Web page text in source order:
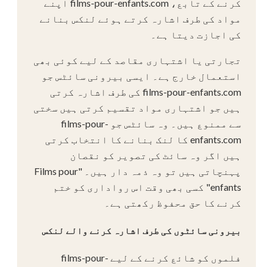
کرنے کے تابع، films-pour-enfants.com اپنے
مواد کی طرف اشارہ کرتے ہوئے لنکس بنانے
کی اجازت دیتا ہے۔
تجارتی یا اشتہاری مقاصد کے لیے کوئی بھی
استعمال خارج ہے۔ ایسی بیرونی سائٹس جو
films-pour-enfants.com کی طرف اشارہ کرتی
ہیں جو اشتہاری مواد تقسیم کرتی ہیں سختی
سے ممنوع ہیں۔ وہ سائٹس جو films-pour-
enfants.com کا لنک بنانے کا انتخاب کرتی
ہیں اگر وہ سائٹ کی تصویر کو نقصان
پہنچاتی ہیں تو وہ ذمہ دار ہیں۔ "Films pour
enfants" کسی بھی وقت اس رواداری کو ختم
کرنے کا حق محفوظ رکھتی ہے۔
بیرونی سائٹوں کی طرف اشارہ کرنے والے لنکس
فلموں کو شائع کرنے کے لیے films-pour-